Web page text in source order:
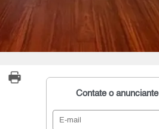
Contate o anunciante